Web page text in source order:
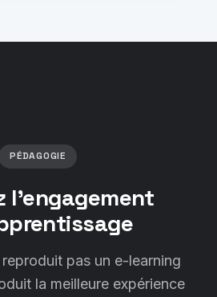
PÉDAGOGIE
l'engagement
pas un e-learning
la meilleure expérience